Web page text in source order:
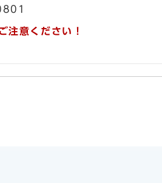
注意ください！